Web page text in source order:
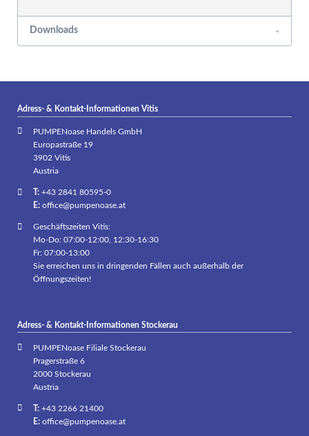
Downloads
Adress- & Kontakt-Informationen Vitis
PUMPENoase Handels GmbH
Europastraße 19
3902 Vitis
Austria
T:+43 2841 80595-0
E: office@pumpenoase.at
Geschäftszeiten Vitis:
Mo-Do: 07:00-12:00, 12:30-16:30
Fr: 07:00-13:00
Sie erreichen uns in dringenden Fällen auch außerhalb der
Öffnungszeiten!
Adress- & Kontakt-Informationen Stockerau
PUMPENoase Filiale Stockerau
Pragerstraße 6
2000 Stockerau
Austria
T:+43 2266 21400
E: office@pumpenoase.at